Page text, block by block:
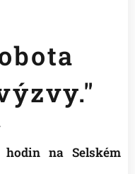
hodin na Selském